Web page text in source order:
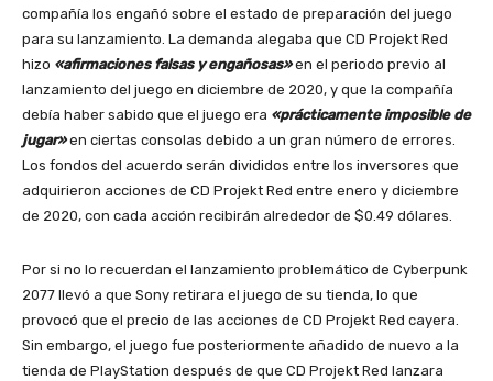
compañía los engañó sobre el estado de preparación del juego
para su lanzamiento. La demanda alegaba que CD Projekt Red
hizo «afirmaciones falsas y engañosas»en el periodo previo al
lanzamiento del juego en diciembre de 2020, y que la compañía
debía haber sabido que el juego era «prácticamente imposible de
jugar»en ciertas consolas debido a un gran número de errores.
Los fondos del acuerdo serán divididos entre los inversores que
adquirieron acciones de CD Projekt Red entre enero y diciembre
de 2020, con cada acción recibirán alrededor de $0.49 dólares.
Por si no lo recuerdan el lanzamiento problemático de Cyberpunk
2077 llevó a que Sony retirara el juego de su tienda, lo que
provocó que el precio de las acciones de CD Projekt Red cayera.
Sin embargo, el juego fue posteriormente añadido de nuevo a la
tienda de PlayStation después de que CD Projekt Red lanzara